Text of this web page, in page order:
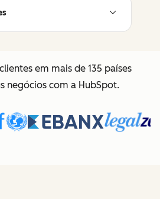
em mais de 135 países
negócios com a HubSpot.